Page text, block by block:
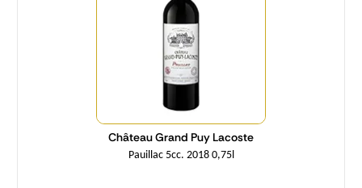
Château Grand Puy Lacoste
Pauillac 5cc. 2018 0,75l